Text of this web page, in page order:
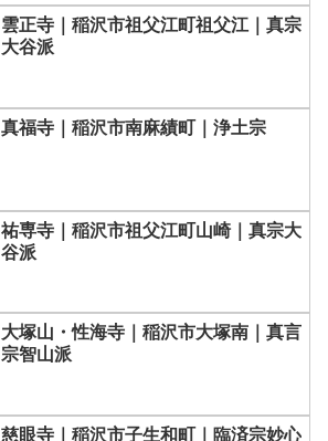
雲正寺｜稲沢市祖父江町祖父江｜真宗
大谷派
真福寺｜稲沢市南麻績町｜浄土宗
祐専寺｜稲沢市祖父江町山崎｜真宗大
谷派
大塚山・性海寺｜稲沢市大塚南｜真言
宗智山派
慈眼寺｜稲沢市子生和町｜臨済宗妙心